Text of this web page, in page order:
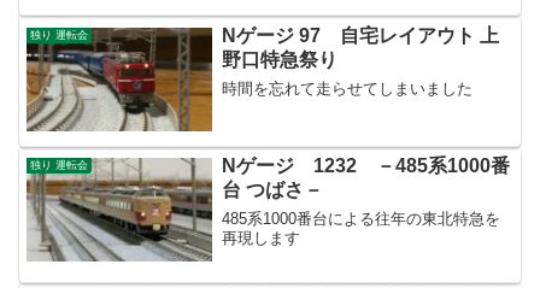
独り 運転会
Nゲージ 97 自宅レイアウト 上
野口特急祭り
時間を忘れて走らせてしまいました
独り 運転会
Nゲージ 1232 －485系1000番
台 つばさ－
485系1000番台による往年の東北特急を
再現します